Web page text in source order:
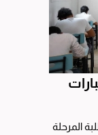
المرحلة